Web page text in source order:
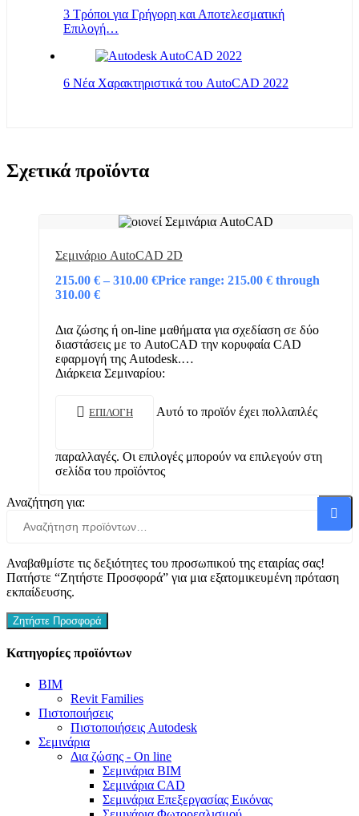
3 Τρόποι για Γρήγορη και Αποτελεσματική
Επιλογή…
6 Νέα Χαρακτηριστικά του AutoCAD 2022
Σχετικά προϊόντα
Σεμινάριο AutoCAD 2D
215.00 € – 310.00 €Price range: 215.00 € through
310.00 €
Δια ζώσης ή on-line μαθήματα για σχεδίαση σε δύο
διαστάσεις με το AutoCAD την κορυφαία CAD
εφαρμογή της Autodesk.
Διάρκεια Σεμιναρίου:
Βασικές Γνώσεις Η/Υ,…
ΕΠΙΛΟΓΉ Αυτό το προϊόν έχει πολλαπλές
παραλλαγές. Οι επιλογές μπορούν να επιλεγούν στη
σελίδα του προϊόντος
Αναζήτηση για:
Αναβαθμίστε τις δεξιότητες του προσωπικού της εταιρίας σας!
Πατήστε “Ζητήστε Προσφορά” για μια εξατομικευμένη πρόταση
εκπαίδευσης.
Ζητήστε Προσφορά
Κατηγορίες προϊόντων
BIM
Revit Families
Πιστοποιήσεις
Πιστοποιήσεις Autodesk
Σεμινάρια
Δια ζώσης - On line
Σεμινάρια BIM
Σεμινάρια CAD
Σεμινάρια Επεξεργασίας Εικόνας